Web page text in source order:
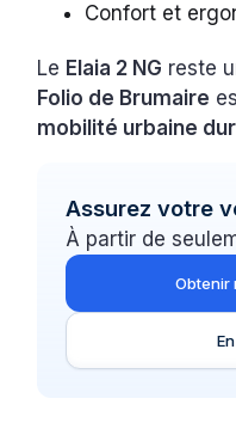
Confort et
Le Elaia 2 NG reste
Folio de Brumaire
mobilité urbaine
Assurez votre
À partir de
Obtenir